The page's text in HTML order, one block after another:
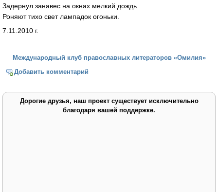
Задернул занавес на окнах мелкий дождь.
Роняют тихо свет лампадок огоньки.
7.11.2010 г.
Международный клуб православных литераторов «Омилия»
Добавить комментарий
Дорогие друзья, наш проект существует исключительно
благодаря вашей поддержке.